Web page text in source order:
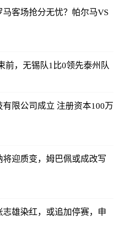
客场抢分无忧？帕尔马VS
前，无锡队1比0领先泰州队
限公司成立 注册资本100万
迎质变，姆巴佩或成改写
雄染红，或追加停赛，申